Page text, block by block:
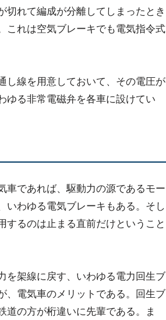
切れて編成が分離してしまったとき
これは空気ブレーキでも電気指令式
し線を用意しておいて、その電圧が
ゆる非常電磁弁を各車に設けてい
車であれば、駆動力の源であるモー
いわゆる電気ブレーキもある。そし
するのは止まる直前だけということ
を架線に戻す、いわゆる電力回生ブ
、電気車のメリットである。回生ブ
道の方が桁違いに先輩である。ま